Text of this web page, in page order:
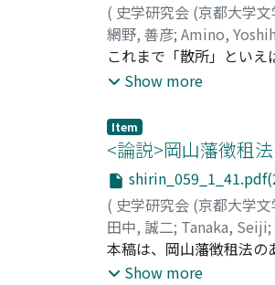
( 史学研究会 (京都大学
網野, 善彦; Amino,
これまで「散所」とい
の論稿として現われてい
と思われる。たしかにこ
り、事実、召次・雑色・
は、それ自体としては
り、前者には「職人」、
意味で「職人」であった
会搆造の大きな転換のな
Show more
Item
<論説>岡山藩徴租
( 史学研究会 (京都大学
田中, 誠二; Tanaka, Seiji;
本稿は、岡山藩徴租法の
の徴租法の基本は土免(
Show more